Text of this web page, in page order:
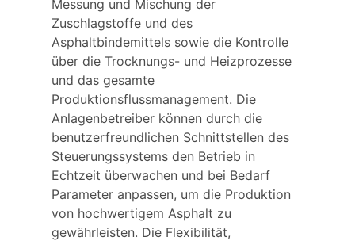
Messung und Mischung der
Zuschlagstoffe und des
Asphaltbindemittels sowie die Kontrolle
über die Trocknungs- und Heizprozesse
und das gesamte
Produktionsflussmanagement. Die
Anlagenbetreiber können durch die
benutzerfreundlichen Schnittstellen des
Steuerungssystems den Betrieb in
Echtzeit überwachen und bei Bedarf
Parameter anpassen, um die Produktion
von hochwertigem Asphalt zu
gewährleisten. Die Flexibilität,